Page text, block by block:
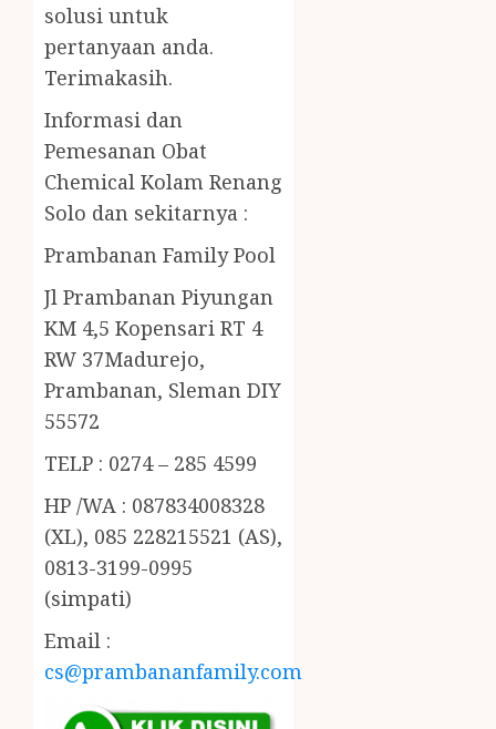
solusi untuk
pertanyaan anda.
Terimakasih.
Informasi dan
Pemesanan Obat
Chemical Kolam Renang
Solo dan sekitarnya :
Prambanan Family Pool
Jl Prambanan Piyungan
KM 4,5 Kopensari RT 4
RW 37Madurejo,
Prambanan, Sleman DIY
55572
TELP : 0274 – 285 4599
HP /WA : 087834008328
(XL), 085 228215521 (AS),
0813-3199-0995
(simpati)
Email :
cs@prambananfamily.com